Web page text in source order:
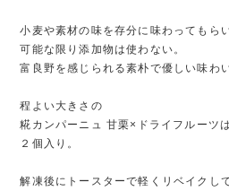
小麦や素材の味を存分に味わってもら
可能な限り添加物は使わない。
富良野を感じられる素朴で優しい味わ
程よい大きさの
糀カンパーニュ 甘栗×ドライフルーツは
２個入り。
解凍後にトースターで軽くリベイクし